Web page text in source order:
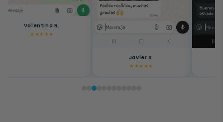
Valentina R.
★★★★★
Javier S.
★★★★★